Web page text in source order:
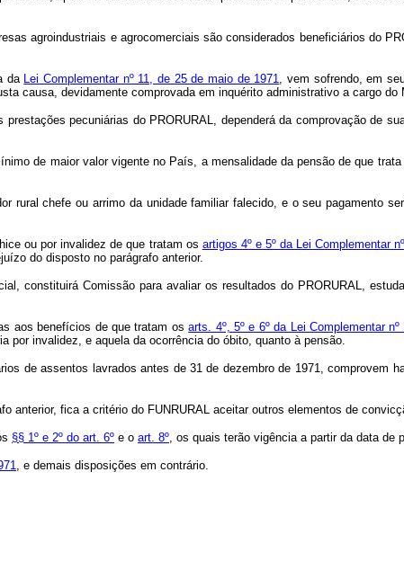
agroindustriais e agrocomerciais são considerados beneficiários do
da Lei Complementar nº 11, de 25 de maio de 1971, vem sofrendo, em
causa, devidamente comprovada em inquérito administrativo a cargo
pecuniárias do PRORURAL, dependerá da comprovação de
de maior valor vigente no País, a mensalidade da pensão de que trata
rural chefe ou arrimo da unidade familiar falecido, e o seu pagamento
ou por invalidez de que tratam os artigos 4º e 5º da Lei Complementar
do disposto no parágrafo anterior.
constituirá Comissão para avaliar os resultados do PRORURAL,
aos benefícios de que tratam osarts. 4º, 5º e 6º da Lei Complementar
por invalidez, e aquela da ocorrência do óbito, quanto à pensão.
de assentos lavrados antes de 31 de dezembro de 1971, comprovem
anterior, fica a critério do FUNRURAL aceitar outros elementos de
§§ 1º e 2º do art. 6º e o art. 8º, os quais terão vigência a partir da data de
, e demais disposições em contrário.